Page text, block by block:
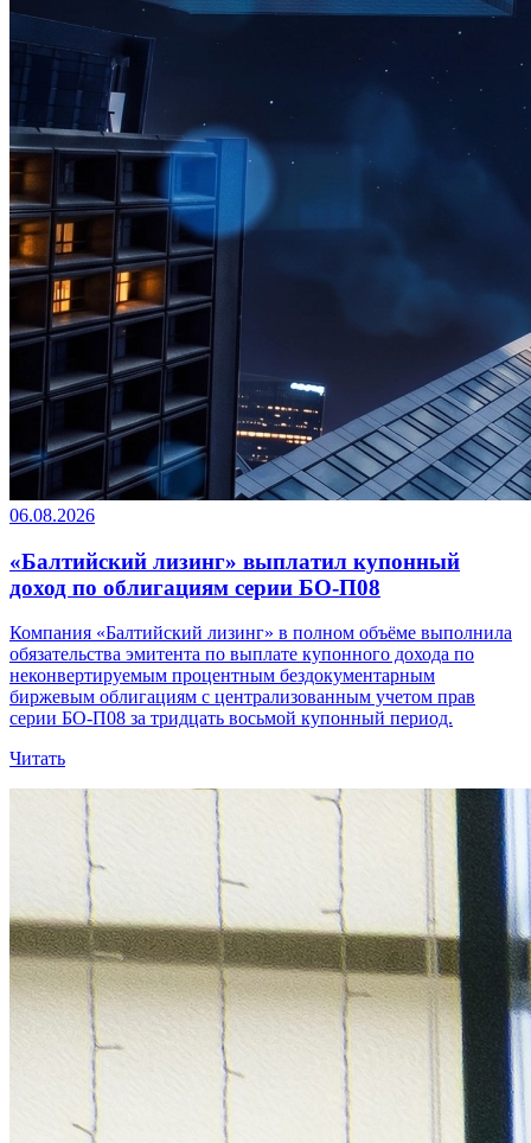
06.08.2026
«Балтийский лизинг» выплатил купонный
доход по облигациям серии БО-П08
Компания «Балтийский лизинг» в полном объёме выполнила
обязательства эмитента по выплате купонного дохода по
неконвертируемым процентным бездокументарным
биржевым облигациям с централизованным учетом прав
серии БО-П08 за тридцать восьмой купонный период.
Читать